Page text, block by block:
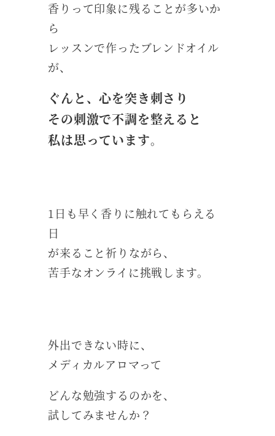
香りって印象に残ることが多いか
ら
レッスンで作ったブレンドオイル
が、
ぐんと、心を突き刺さり
その刺激で不調を整えると
私は思っています。
1日も早く香りに触れてもらえる
日
が来ること祈りながら、
苦手なオンライに挑戦します。
外出できない時に、
メディカルアロマって
どんな勉強するのかを、
試してみませんか？